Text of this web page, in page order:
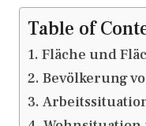
Table of
Fläche und
Bevölkerung